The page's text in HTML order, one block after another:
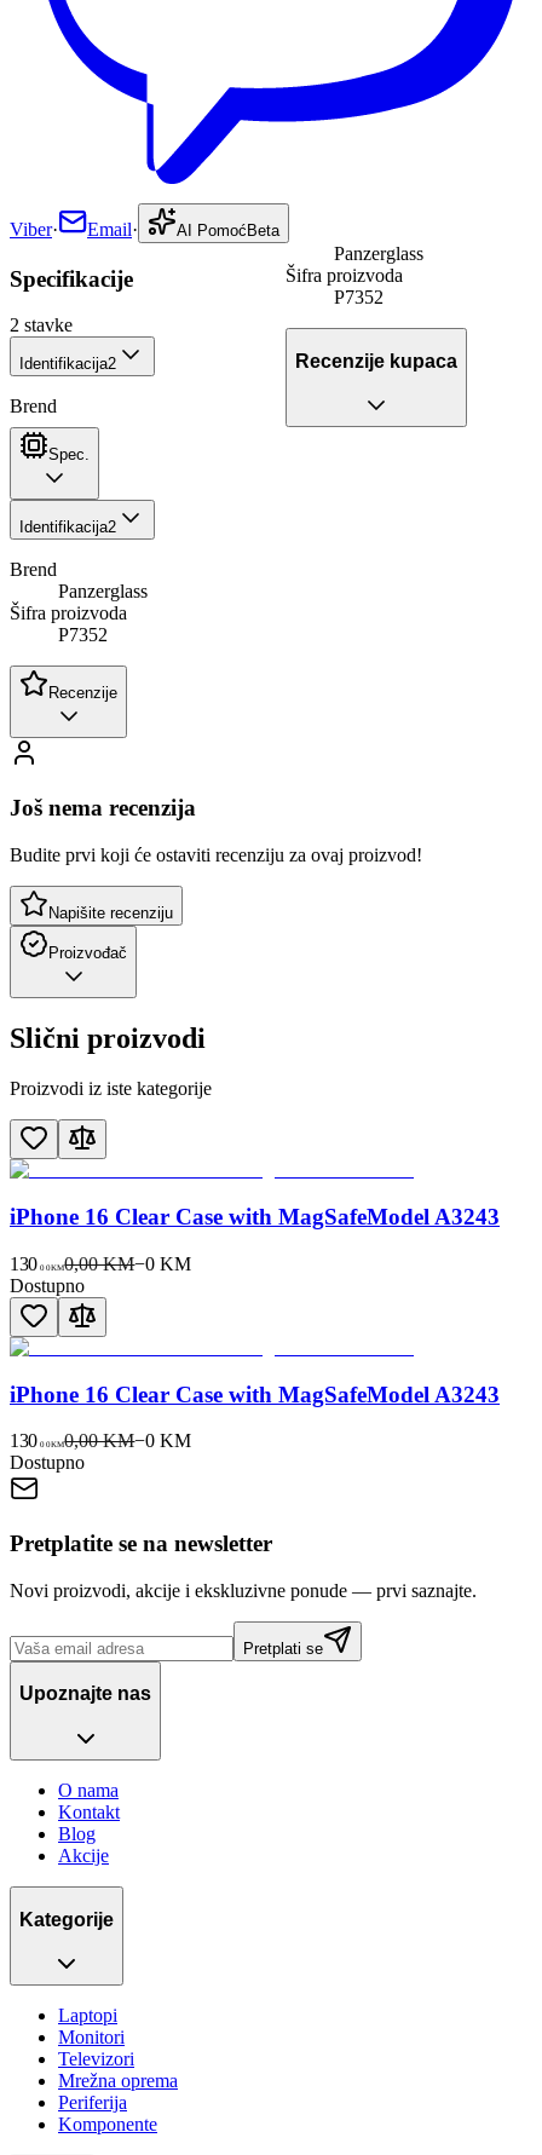
Viber· Email· AI Pomoć Beta
Specifikacije
2 stavke
Identifikacija2
Brend
Panzerglass
Šifra proizvoda
P7352
Recenzije kupaca
Spec.
Identifikacija2
Brend
Panzerglass
Šifra proizvoda
P7352
Recenzije
Još nema recenzija
Budite prvi koji će ostaviti recenziju za ovaj proizvod!
Napišite recenziju
Proizvođač
Slični proizvodi
Proizvodi iz iste kategorije
iPhone 16 Clear Case with MagSafeModel A3243
130 00KM0,00 KM−0 KM
Dostupno
iPhone 16 Clear Case with MagSafeModel A3243
130 00KM0,00 KM−0 KM
Dostupno
Pretplatite se na newsletter
Novi proizvodi, akcije i ekskluzivne ponude — prvi saznajte.
Pretplati se
Upoznajte nas
O nama
Kontakt
Blog
Akcije
Kategorije
Laptopi
Monitori
Televizori
Mrežna oprema
Periferija
Komponente